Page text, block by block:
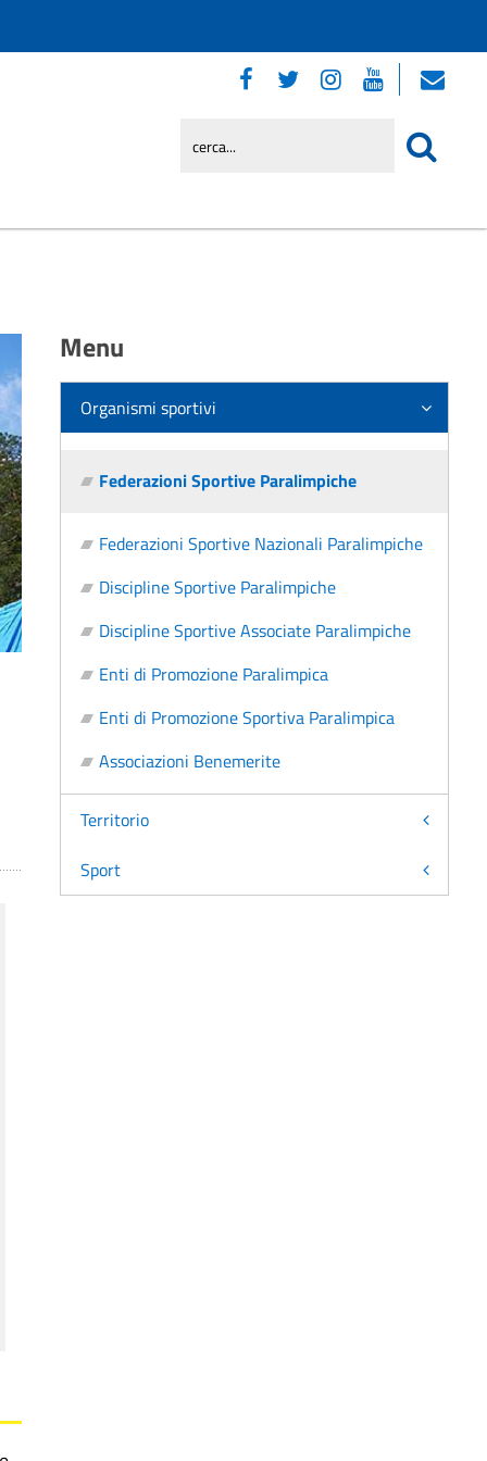
Menu
Organismi sportivi
Federazioni Sportive Paralimpiche
Federazioni Sportive Nazionali Paralimpiche
Discipline Sportive Paralimpiche
Discipline Sportive Associate Paralimpiche
Enti di Promozione Paralimpica
Enti di Promozione Sportiva Paralimpica
Associazioni Benemerite
Territorio
Sport